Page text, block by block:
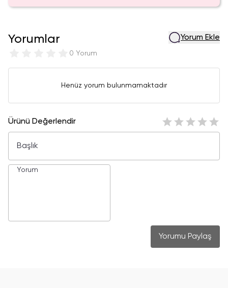
Yorumlar
0 Yorum
Yorum Ekle
Henüz yorum bulunmamaktadır
Ürünü Değerlendir
Yorumu Paylaş